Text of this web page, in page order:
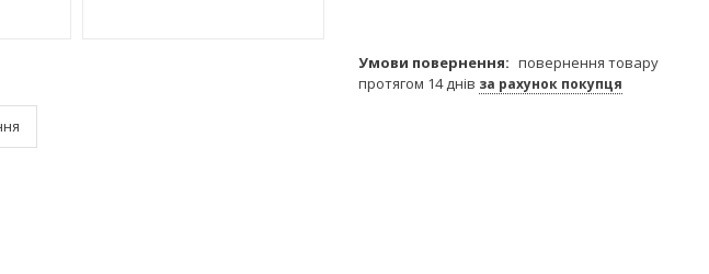
повернення товару
протягом 14 днів за рахунок покупця